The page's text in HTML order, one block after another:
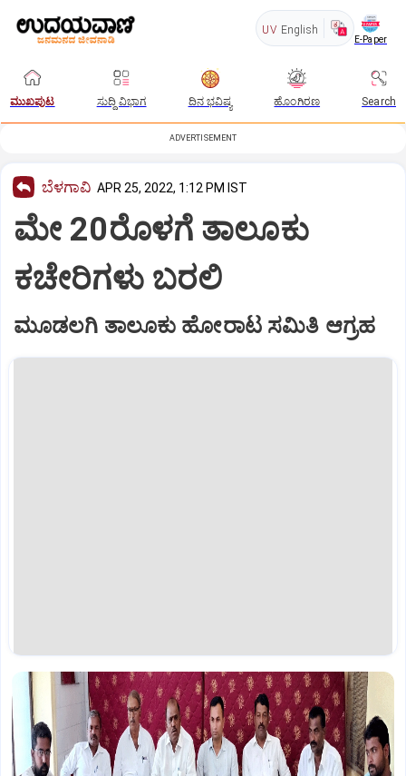
UV English
E-Paper
ಮುಖಪುಟ ಸುದ್ದಿ ವಿಭಾಗ ದಿನ ಭವಿಷ್ಯ ಹೊಂಗಿರಣ Search
ADVERTISEMENT
ಬೆಳಗಾವಿ APR 25, 2022, 1:12 PM IST
ಮೇ 20ರೊಳಗೆ ತಾಲೂಕು
ಕಚೇರಿಗಳು ಬರಲಿ
ಮೂಡಲಗಿ ತಾಲೂಕು ಹೋರಾಟ ಸಮಿತಿ ಆಗ್ರಹ